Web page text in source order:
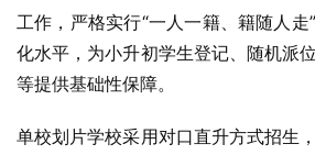
工作，严格实行“一人一籍、籍随人
化水平，为小升初学生登记、随机派
等提供基础性保障。
单校划片学校采用对口直升方式招生